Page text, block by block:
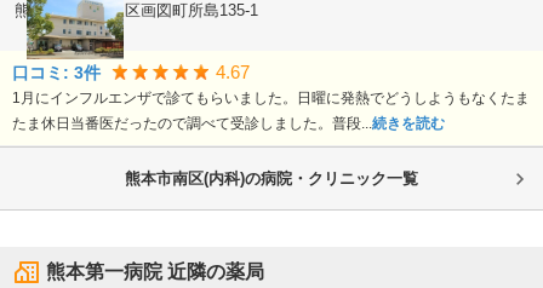
熊本県熊本市東区画図町所島135-1
口コミ: 3件 4.67
1月にインフルエンザで診てもらいました。日曜に発熱でどうしようもなくたま
たま休日当番医だったので調べて受診しました。普段...続きを読む
熊本市南区(内科)の病院・クリニック一覧
熊本第一病院近隣の薬局